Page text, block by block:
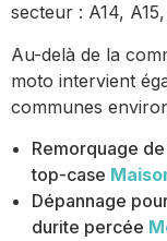
secteur : A14,
Au-delà de la
moto intervient
communes
Remorquage
top-case
Dépannage
durite percée